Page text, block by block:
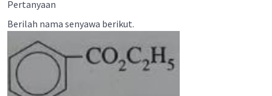
Pertanyaan
Berilah nama senyawa berikut.